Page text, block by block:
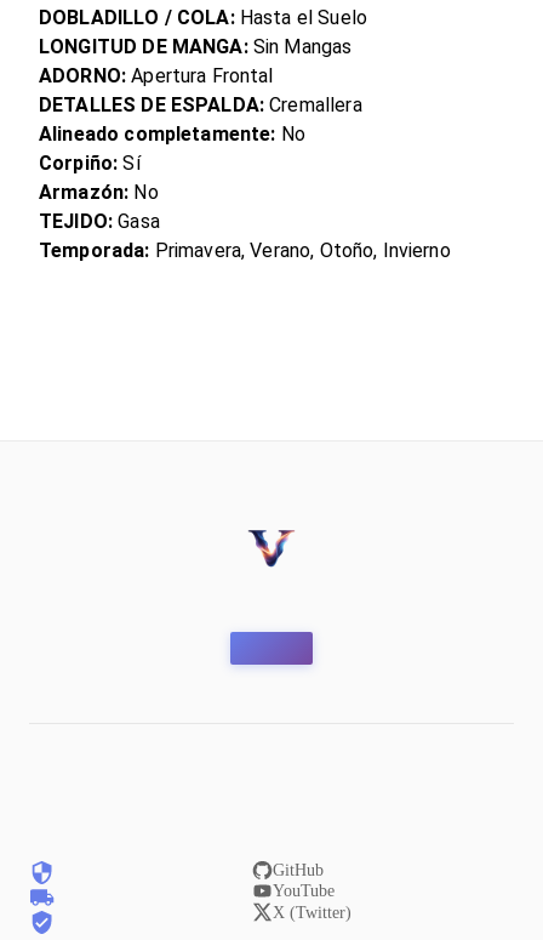
DOBLADILLO / COLA:Hasta el Suelo
LONGITUD DE MANGA:Sin Mangas
ADORNO: Apertura Frontal
DETALLES DE ESPALDA: Cremallera
Alineado completamente: No
Corpiño: Sí
Armazón: No
TEJIDO: Gasa
Temporada: Primavera, Verano, Otoño, Invierno
GitHub
YouTube
X (Twitter)